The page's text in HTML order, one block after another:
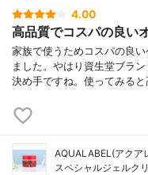
4.00
高品質でコスパの良い
家族で使うためコスパの良
ました。やはり資生堂ブラ
決め手ですね。使ってみる
AQUALABEL(アクア
スペシャルジェルク